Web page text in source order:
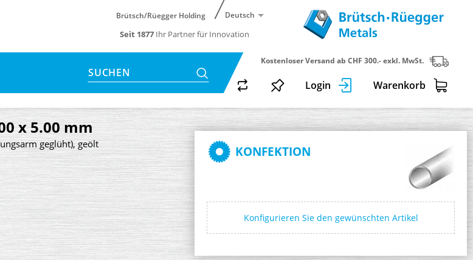
Brütsch/Rüegger Holding Deutsch
Seit 1877 Ihr Partner für Innovation
SUCHEN
Kostenloser Versand ab CHF 300.- exkl. MwSt.
Login Warenkorb
x 5.00 mm
geglüht), geölt
KONFEKTION
Konfigurieren Sie den gewünschten Artikel